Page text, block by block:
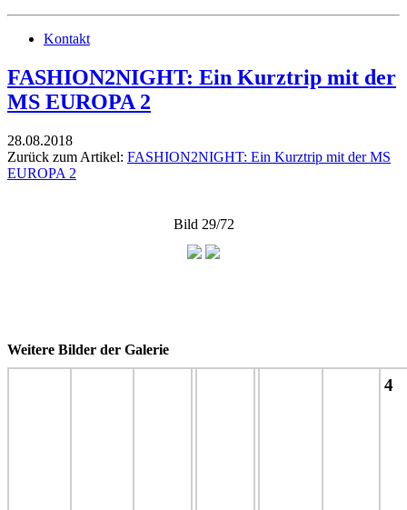
Kontakt
FASHION2NIGHT: Ein Kurztrip mit der
MS EUROPA 2
28.08.2018
Zurück zum Artikel: FASHION2NIGHT: Ein Kurztrip mit der MS
EUROPA 2
Bild 29/72
Weitere Bilder der Galerie
4